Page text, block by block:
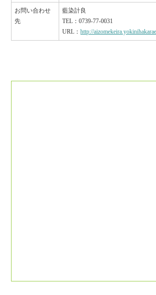
お問い合わせ
先
藍染計良
TEL：0739-77-0031
URL：http://